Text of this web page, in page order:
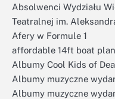
Absolwenci Wydziału
Teatralnej im.
Afery w Formule 1
affordable 14ft boat
Albumy Cool Kids of
Albumy muzyczne
Albumy muzyczne